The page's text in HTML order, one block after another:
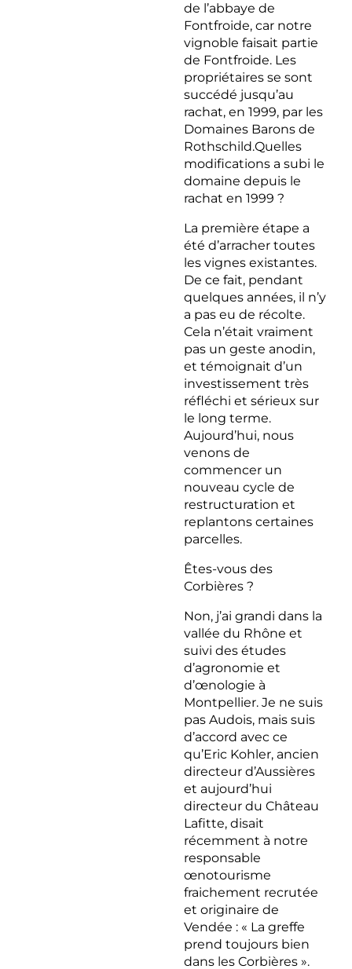
de l’abbaye de
Fontfroide, car notre
vignoble faisait partie
de Fontfroide. Les
propriétaires se sont
succédé jusqu’au
rachat, en 1999, par les
Domaines Barons de
Rothschild.Quelles
modifications a subi le
domaine depuis le
rachat en 1999 ?
La première étape a
été d’arracher toutes
les vignes existantes.
De ce fait, pendant
quelques années, il n’y
a pas eu de récolte.
Cela n’était vraiment
pas un geste anodin,
et témoignait d’un
investissement très
réfléchi et sérieux sur
le long terme.
Aujourd’hui, nous
venons de
commencer un
nouveau cycle de
restructuration et
replantons certaines
parcelles.
Êtes-vous des
Corbières ?
Non, j’ai grandi dans la
vallée du Rhône et
suivi des études
d’agronomie et
d’œnologie à
Montpellier. Je ne suis
pas Audois, mais suis
d’accord avec ce
qu’Eric Kohler, ancien
directeur d’Aussières
et aujourd’hui
directeur du Château
Lafitte, disait
récemment à notre
responsable
œnotourisme
fraichement recrutée
et originaire de
Vendée : « La greffe
prend toujours bien
dans les Corbières ».